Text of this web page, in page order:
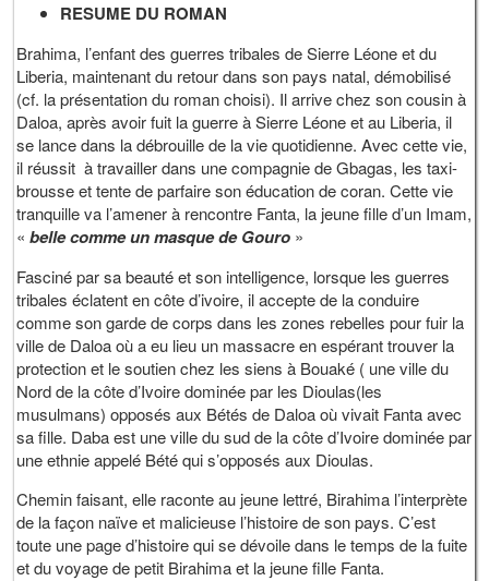
RESUME DU ROMAN
Brahima, l’enfant des guerres tribales de Sierre Léone et du
Liberia, maintenant du retour dans son pays natal, démobilisé
(cf. la présentation du roman choisi). Il arrive chez son cousin à
Daloa, après avoir fuit la guerre à Sierre Léone et au Liberia, il
se lance dans la débrouille de la vie quotidienne. Avec cette vie,
il réussit à travailler dans une compagnie de Gbagas, les taxi-
brousse et tente de parfaire son éducation de coran. Cette vie
tranquille va l’amener à rencontre Fanta, la jeune fille d’un Imam,
«belle comme un masque de Gouro »
Fasciné par sa beauté et son intelligence, lorsque les guerres
tribales éclatent en côte d’ivoire, il accepte de la conduire
comme son garde de corps dans les zones rebelles pour fuir la
ville de Daloa où a eu lieu un massacre en espérant trouver la
protection et le soutien chez les siens à Bouaké ( une ville du
Nord de la côte d’Ivoire dominée par les Dioulas(les
musulmans) opposés aux Bétés de Daloa où vivait Fanta avec
sa fille. Daba est une ville du sud de la côte d’Ivoire dominée par
une ethnie appelé Bété qui s’opposés aux Dioulas.
Chemin faisant, elle raconte au jeune lettré, Birahima l’interprète
de la façon naïve et malicieuse l’histoire de son pays. C’est
toute une page d’histoire qui se dévoile dans le temps de la fuite
et du voyage de petit Birahima et la jeune fille Fanta.